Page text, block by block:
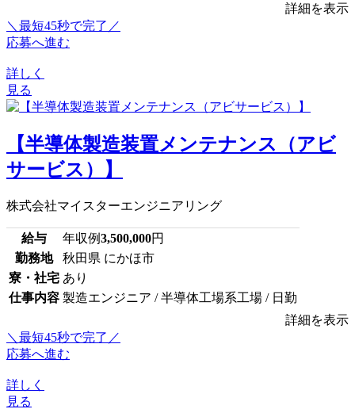
詳細を表示
＼最短45秒で完了／
応募へ進む
詳しく
見る
【半導体製造装置メンテナンス（アビ
サービス）】
株式会社マイスターエンジニアリング
給与 年収例3,500,000円
勤務地
秋田県 にかほ市
寮・社宅 あり
仕事内容 製造エンジニア / 半導体工場系工場 / 日勤
詳細を表示
＼最短45秒で完了／
応募へ進む
詳しく
見る